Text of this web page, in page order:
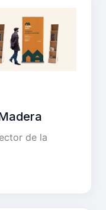
de la